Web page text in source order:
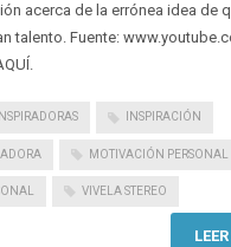
acerca de la errónea idea de
talento. Fuente:
INSPIRACIÓN
MOTIVACIÓN PERSONAL
VIVELA STEREO